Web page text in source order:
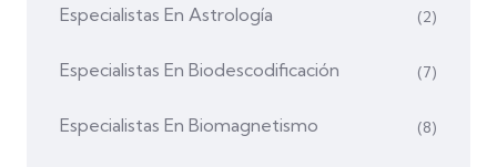
Especialistas En Astrología (2)
Especialistas En Biodescodificación (7)
Especialistas En Biomagnetismo (8)